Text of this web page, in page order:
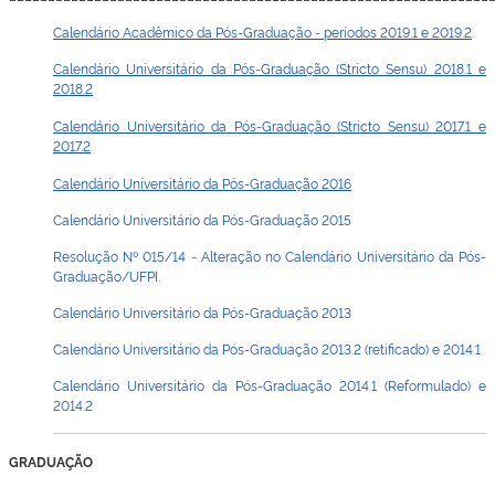
Calendário Acadêmico da Pós-Graduação - períodos 2019.1 e 2019.2
Calendário Universitário da Pós-Graduação (Stricto Sensu) 2018.1 e
2018.2
Calendário Universitário da Pós-Graduação (Stricto Sensu) 2017.1 e
2017.2
Calendário Universitário da Pós-Graduação 2016
Calendário Universitário da Pós-Graduação 2015
Resolução Nº 015/14 - Alteração no Calendário Universitário da Pós-
Graduação/UFPI.
Calendário Universitário da Pós-Graduação 2013
Calendário Universitário da Pós-Graduação 2013.2 (retificado) e 2014.1
Calendário Universitário da Pós-Graduação 2014.1 (Reformulado) e
2014.2
GRADUAÇÃO